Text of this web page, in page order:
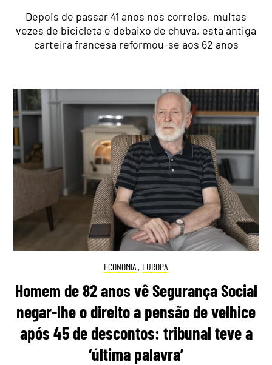
Depois de passar 41 anos nos correios, muitas
vezes de bicicleta e debaixo de chuva, esta antiga
carteira francesa reformou-se aos 62 anos
ECONOMIA , EUROPA
Homem de 82 anos vê Segurança Social
negar-lhe o direito a pensão de velhice
após 45 de descontos: tribunal teve a
‘última palavra’